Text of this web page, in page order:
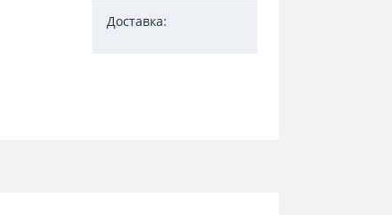
Доставка: